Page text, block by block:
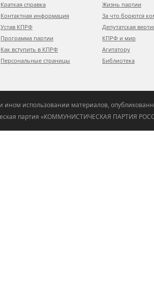
Краткая справка
Контактная информация
Устав КПРФ
Программа партии
Как вступить в КПРФ
Персональные страницы
Жизнь партии
За что борются
Депутатская
КПРФ и мир
Агитатору
Библиотека
использовании материалов,
партия «КОММУНИСТИЧЕСКАЯ ПАРТИЯ